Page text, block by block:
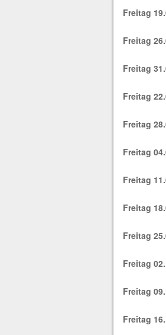
Freitag
Freitag
Freitag
Freitag
Freitag
Freitag
Freitag
Freitag
Freitag
Freitag
Freitag
Freitag